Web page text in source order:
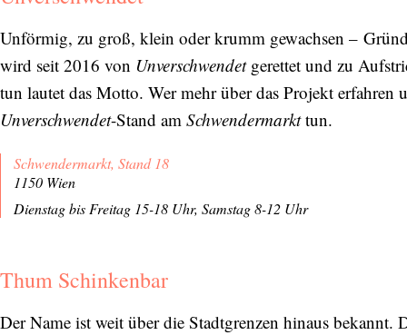
Unförmig, zu groß, klein oder krumm gewachsen –
wird seit 2016 von Unverschwendetgerettet und zu
tun lautet das Motto. Wer mehr über das Projekt
Unverschwendet-Stand am Schwendermarkttun.
Schwendermarkt, Stand 18
1150 Wien
Dienstag bis Freitag 15-18 Uhr, Samstag 8-12 Uhr
Thum Schinkenbar
Der Name ist weit über die Stadtgrenzen hinaus